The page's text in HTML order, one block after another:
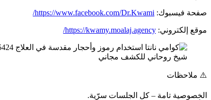
صفحة فيسبوك: https://www.facebook.com/Dr.Kwami/
موقع إلكتروني: https://kwamy.moalaj.agency/
شيخ روحاني للكشف مجاني
⚠️ ملاحظات
الخصوصية تامة – كل الجلسات سرّية.